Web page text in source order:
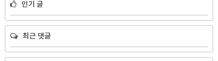
인기 글
최근 댓글